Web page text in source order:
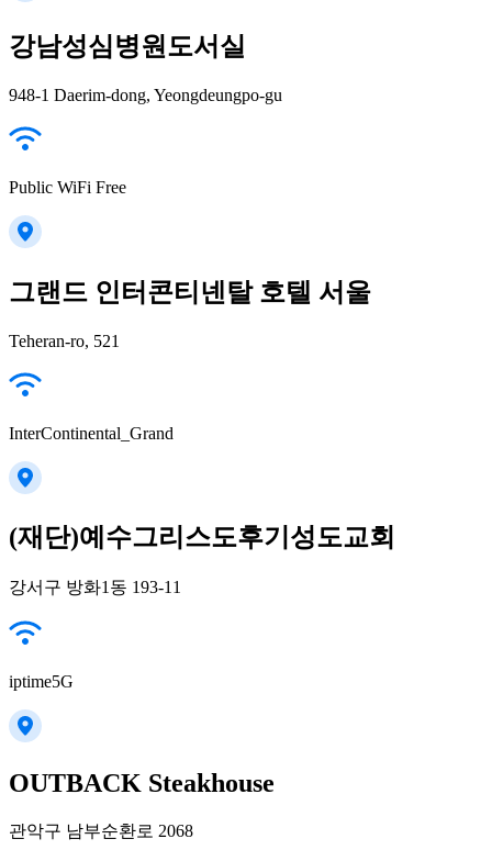
강남성심병원도서실
948-1 Daerim-dong, Yeongdeungpo-gu
Public WiFi Free
그랜드 인터콘티넨탈 호텔 서울
Teheran-ro, 521
InterContinental_Grand
(재단)예수그리스도후기성도교회
강서구 방화1동 193-11
iptime5G
OUTBACK Steakhouse
관악구 남부순환로 2068